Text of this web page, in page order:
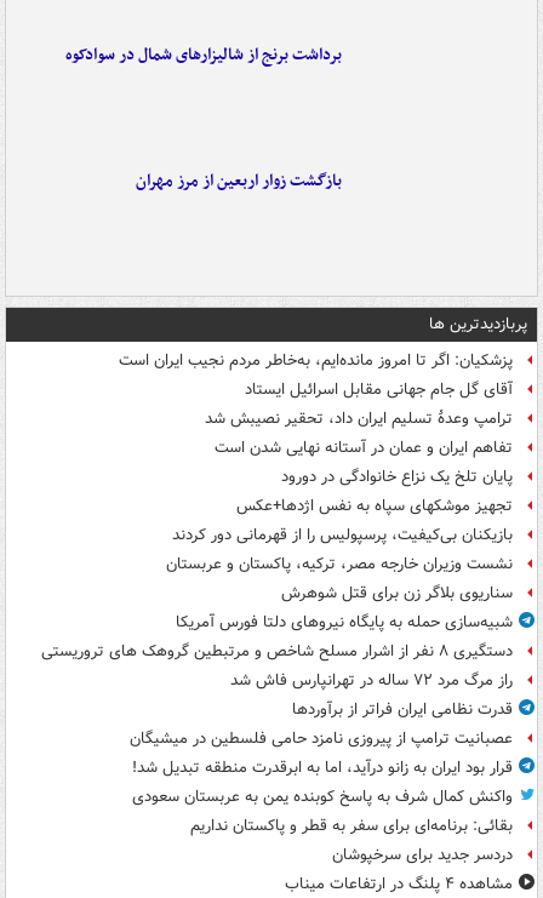
برداشت برنج از شالیزارهای شمال در سوادکوه
بازگشت زوار اربعین از مرز مهران
پربازدیدترین ها
پزشکیان: اگر تا امروز مانده‌ایم، به‌خاطر مردم نجیب ایران است
آقای گل جام جهانی مقابل اسرائیل ایستاد
ترامپ وعدۀ تسلیم ایران داد، تحقیر نصیبش شد
تفاهم ایران و عمان در آستانه نهایی شدن است
پایان تلخ یک نزاع خانوادگی در دورود
تجهیز موشکهای سپاه به نفس اژدها+عکس
بازیکنان بی‌کیفیت، پرسپولیس را از قهرمانی دور کردند
نشست وزیران خارجه مصر، ترکیه، پاکستان و عربستان
سناریوی بلاگر زن برای قتل شوهرش
شبیه‌سازی حمله به پایگاه نیروهای دلتا فورس آمریکا
دستگیری ۸ نفر از اشرار مسلح شاخص و مرتبطین گروهک های تروریستی
راز مرگ مرد ۷۲ ساله در تهرانپارس فاش شد
قدرت نظامی ایران فراتر از برآوردها
عصبانیت ترامپ از پیروزی نامزد حامی فلسطین در میشیگان
قرار بود ایران به زانو درآید، اما به ابرقدرت منطقه تبدیل شد!
واکنش کمال شرف به پاسخ کوبنده یمن به عربستان سعودی
بقائی: برنامه‌ای برای سفر به قطر و پاکستان نداریم
دردسر جدید برای سرخپوشان
مشاهده ۴ پلنگ در ارتفاعات میناب